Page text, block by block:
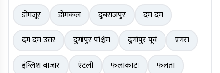
डोमजूर
डोमकल दुबराजपुर
दम दम
दम दम उत्तर
दुर्गापुर पश्चिम दुर्गापुर पूर्व
एगरा
इंग्लिश बाजार
एंटली फलाकाटा
फलता